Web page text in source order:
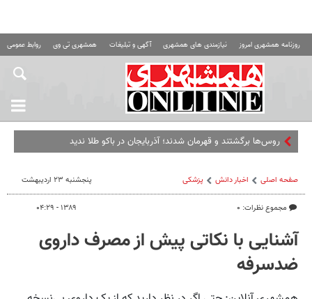
روزنامه همشهری امروز نیازمندی های همشهری آگهی و تبلیغات همشهری تی وی روابط عمومی
روس‌ها برگشتند و قهرمان شدند؛ آذربایجان در باکو طلا ندید
صفحه اصلی اخبار دانش پزشکی
مجموع نظرات: ۰
پنجشنبه ۲۳ اردیبهشت
۱۳۸۹ - ۰۴:۲۹
آشنایی با نکاتی پیش از مصرف داروی
ضدسرفه